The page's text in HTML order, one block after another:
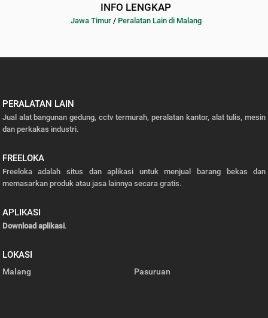
INFO LENGKAP
Jawa Timur/ Peralatan Lain di Malang
PERALATAN LAIN
Jual alat bangunan gedung, cctv termurah, peralatan kantor, alat tulis, mesin
dan perkakas industri.
FREELOKA
Freeloka adalah situs dan aplikasi untuk menjual barang bekas dan
memasarkan produk atau jasa lainnya secara gratis.
APLIKASI
Download aplikasi.
LOKASI
Malang Pasuruan